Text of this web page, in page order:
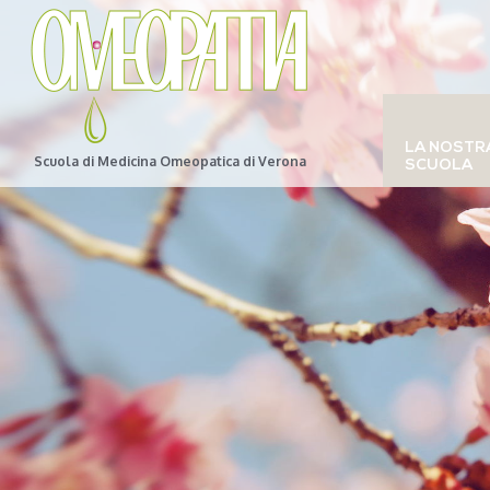
Scuola di Medicina Omeopatica di Verona
LA
SCUOLA